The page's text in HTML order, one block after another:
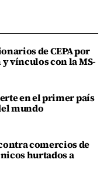
de CEPA por
vínculos con la MS-
en el primer país
mundo
comercios de
hurtados a